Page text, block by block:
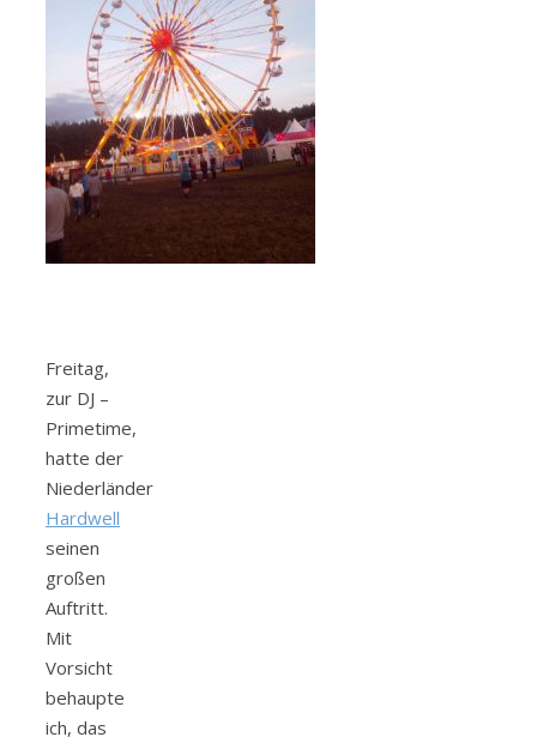
Freitag,
zur DJ –
Primetime,
hatte der
Niederländer
Hardwell
seinen
großen
Auftritt.
Mit
Vorsicht
behaupte
ich, das